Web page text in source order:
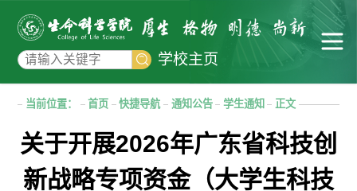
学校主页
当前位置： 首页 快捷导航 通知公告 学生通知 正文
关于开展2026年广东省科技创
新战略专项资金（大学生科技